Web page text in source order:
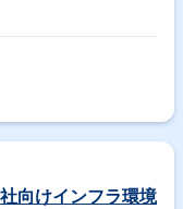
向けインフラ環境